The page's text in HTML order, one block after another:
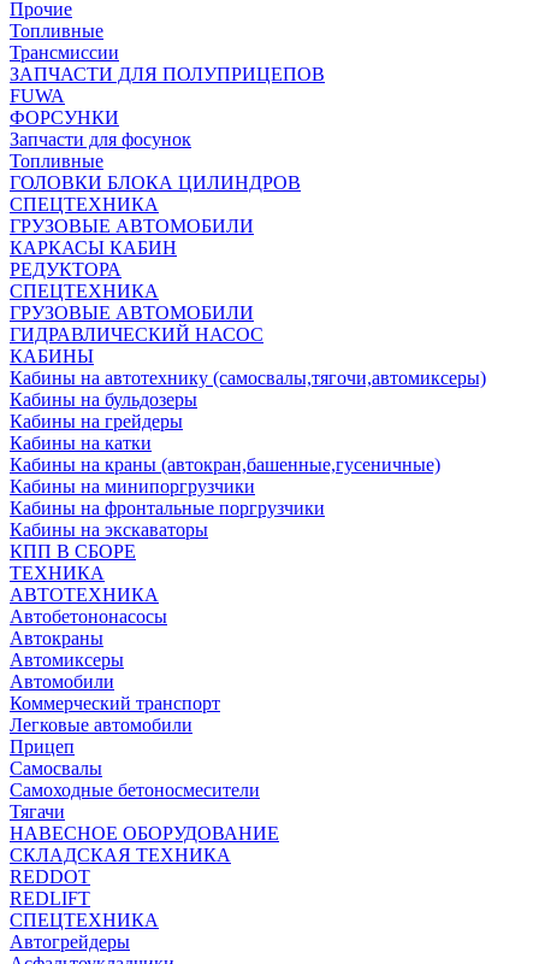
Прочие
Топливные
Трансмиссии
ЗАПЧАСТИ ДЛЯ ПОЛУПРИЦЕПОВ
FUWA
ФОРСУНКИ
Запчасти для фосунок
Топливные
ГОЛОВКИ БЛОКА ЦИЛИНДРОВ
СПЕЦТЕХНИКА
ГРУЗОВЫЕ АВТОМОБИЛИ
КАРКАСЫ КАБИН
РЕДУКТОРА
СПЕЦТЕХНИКА
ГРУЗОВЫЕ АВТОМОБИЛИ
ГИДРАВЛИЧЕСКИЙ НАСОС
КАБИНЫ
Кабины на автотехнику (самосвалы,тягочи,автомиксеры)
Кабины на бульдозеры
Кабины на грейдеры
Кабины на катки
Кабины на краны (автокран,башенные,гусеничные)
Кабины на минипоргрузчики
Кабины на фронтальные поргрузчики
Кабины на экскаваторы
КПП В СБОРЕ
ТЕХНИКА
АВТОТЕХНИКА
Автобетононасосы
Автокраны
Автомиксеры
Автомобили
Коммерческий транспорт
Легковые автомобили
Прицеп
Самосвалы
Самоходные бетоносмесители
Тягачи
НАВЕСНОЕ ОБОРУДОВАНИЕ
СКЛАДСКАЯ ТЕХНИКА
REDDOT
REDLIFT
СПЕЦТЕХНИКА
Автогрейдеры